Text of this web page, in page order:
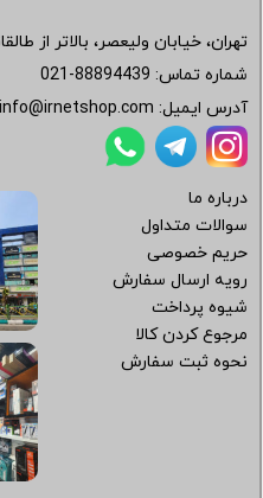
تهران، خیابان ولیعصر، بالاتر از
شماره تماس: 021-88894439
آدرس ایمیل: info@irnetshop.com
درباره ما
سوالات متداول
حریم خصوصی
رویه ارسال سفارش
شیوه پرداخت
مرجوع کردن کالا
نحوه ثبت سفارش